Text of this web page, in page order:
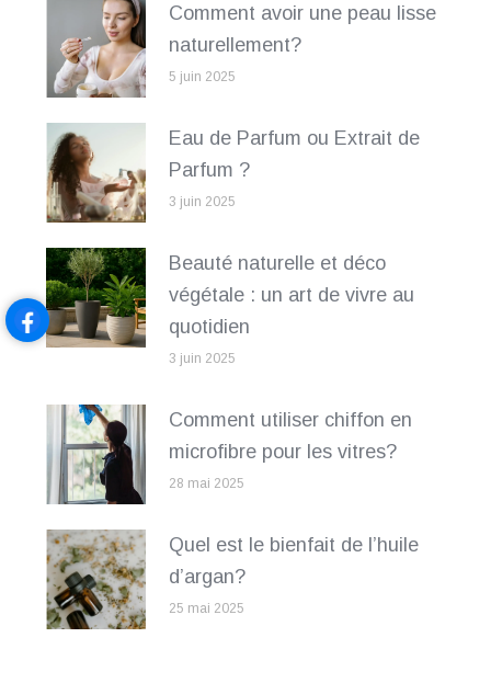
Comment avoir une peau lisse
naturellement?
5 juin 2025
Eau de Parfum ou Extrait de
Parfum ?
3 juin 2025
Beauté naturelle et déco
végétale : un art de vivre au
quotidien
3 juin 2025
Comment utiliser chiffon en
microfibre pour les vitres?
28 mai 2025
Quel est le bienfait de l’huile
d’argan?
25 mai 2025